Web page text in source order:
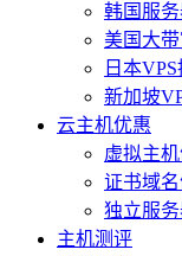
韩国服
美国大
日本
新加坡
云主机优惠
虚拟主
证书域
独立服
主机测评